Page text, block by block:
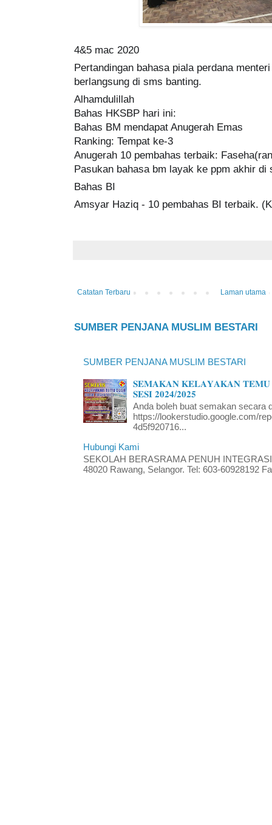
4&5 mac 2020
Pertandingan bahasa piala perdana
berlangsung di sms banting.
Alhamdulillah
Bahas HKSBP hari ini:
Bahas BM mendapat Anugerah Emas
Ranking: Tempat ke-3
Anugerah 10 pembahas terbaik:
Pasukan bahasa bm layak ke ppm akhir di
Bahas BI
Amsyar Haziq - 10 pembahas BI terbaik.
Catatan Terbaru Laman utama
SUMBER PENJANA MUSLIM BESTARI
SUMBER PENJANA MUSLIM BESTARI
𝐒𝐄𝐌𝐀𝐊𝐀𝐍 𝐊𝐄𝐋𝐀𝐘𝐀𝐊𝐀𝐍 𝐓𝐄𝐌𝐔
𝐒𝐄𝐒𝐈 𝟐𝟎𝟐𝟒/𝟐𝟎𝟐𝟓
Anda boleh buat semakan secara
https://lookerstudio.google.com/
4d5f920716...
Hubungi Kami
SEKOLAH BERASRAMA PENUH
48020 Rawang, Selangor. Tel: 603-60928192